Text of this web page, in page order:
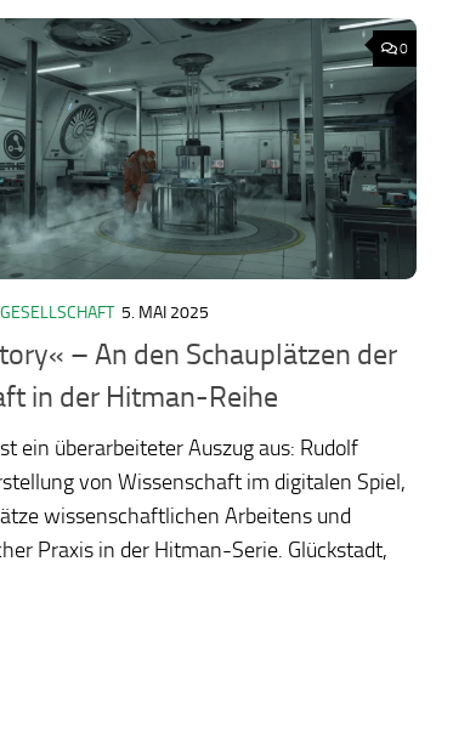
0
5. MAI 2025
– An den Schauplätzen der
in der Hitman-Reihe
ein überarbeiteter Auszug aus: Rudolf
von Wissenschaft im digitalen Spiel,
wissenschaftlichen Arbeitens und
Praxis in der Hitman-Serie. Glückstadt,
ludo2026/